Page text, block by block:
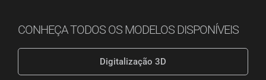
CONHEÇA TODOS OS MODELOS DISPONÍVEIS
Digitalização 3D